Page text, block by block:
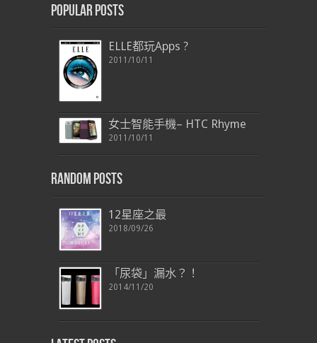
Popular Posts
ELLE都玩Apps ?
2011/10/11
女士智能手機– HTC Rhyme
2011/10/11
Random Posts
12星座之最
2018/09/26
「尿袋」漏水？！
2014/11/20